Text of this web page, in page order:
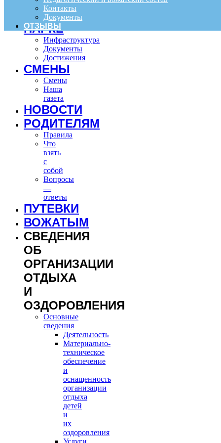
Контакты
Документы
ОТЗЫВЫ
ПАРКЕ
Инфраструктура
Документы
Достижения
СМЕНЫ
Смены
Наша
газета
НОВОСТИ
РОДИТЕЛЯМ
Правила
Что
взять
с
собой
Вопросы
—
ответы
ПУТЕВКИ
ВОЖАТЫМ
СВЕДЕНИЯ
ОБ
ОРГАНИЗАЦИИ
ОТДЫХА
И
ОЗДОРОВЛЕНИЯ
Основные
сведения
Деятельность
Материально-
техническое
обеспечение
и
оснащенность
организации
отдыха
детей
и
их
оздоровления
Услуги,